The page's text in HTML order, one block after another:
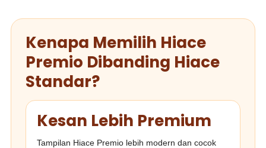
Kenapa Memilih Hiace
Premio Dibanding Hiace
Standar?
Kesan Lebih Premium
Tampilan Hiace Premio lebih modern dan cocok